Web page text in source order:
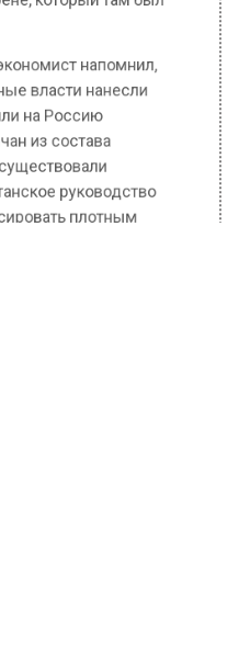
напомнил,
власти нанесли
на Россию
из состава
руководство